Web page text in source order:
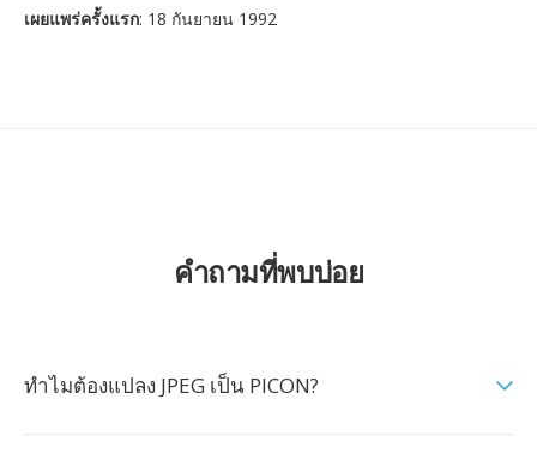
เผยแพร่ครั้งแรก: 18 กันยายน 1992
คำถามที่พบบ่อย
ทำไมต้องแปลง JPEG เป็น PICON?